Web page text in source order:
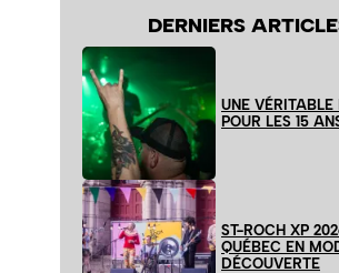
DERNIERS
UNE VÉRITABLE
POUR LES 15
ST-ROCH XP
QUÉBEC EN
DÉCOUVERTE